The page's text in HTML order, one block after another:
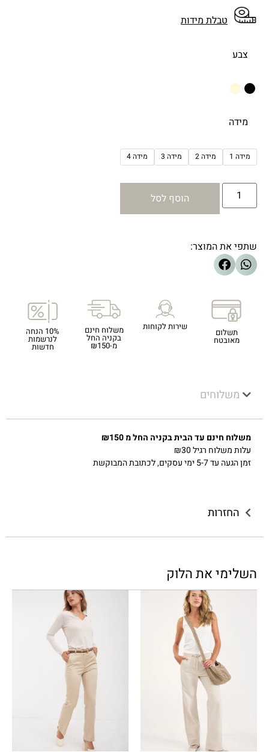
טבלת מידות
צבע
מידה
מידה 1 מידה 2 מידה 3 מידה 4
הוסף לסל
שתפי את המוצר:
תשלום
מאובטח
שירות לקוחות משלוח חינם
בקניה החל
מ-₪150
10% הנחה
לנרשמות
חדשות
משלוחים
משלוח חינם עד הבית בקניה החל מ ₪150
עלות משלוח רגיל ₪30
זמן הגעה עד 5-7 ימי עסקים, לכתובת המבוקשת
החזרות
השלימי את הלוק